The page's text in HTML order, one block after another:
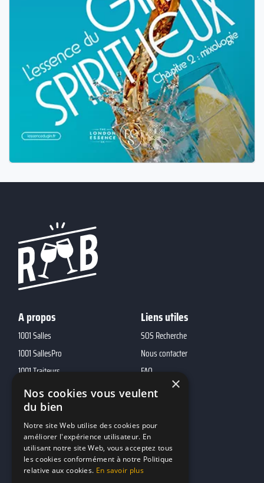
A propos
1001 Salles
1001 SallesPro
1001 Traiteurs
1001 DJ
10h01
MP2
Liens utiles
SOS Recherche
Nous contacter
FAQ
Contacts
marketing@reserverunbar.fr
×
Nos cookies vous veulent
du bien
Notre site Web utilise des cookies pour
améliorer l'expérience utilisateur. En
utilisant notre site Web, vous acceptez tous
les cookies conformément à notre Politique
relative aux cookies. En savoir plus